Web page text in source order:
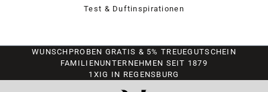
Test & Duftinspirationen
WUNSCHPROBEN GRATIS & 5% TREUEGUTSCHEIN
FAMILIENUNTERNEHMEN SEIT 1879
1XIG IN REGENSBURG